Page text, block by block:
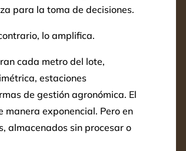
para la toma de decisiones.
lo amplifica.
cada metro del lote,
estaciones
de gestión agronómica. El
manera exponencial. Pero en
almacenados sin procesar o